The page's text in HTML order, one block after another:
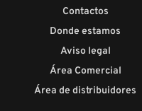
Contactos
Donde estamos
Aviso legal
Área Comercial
Área de distribuidores